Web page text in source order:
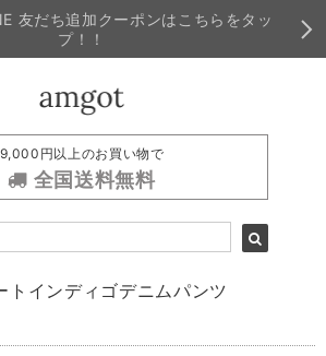
友だち追加クーポンはこちらをタッ
プ！！
9,000円以上のお買い物で
全国送料無料
トインディゴデニムパンツ